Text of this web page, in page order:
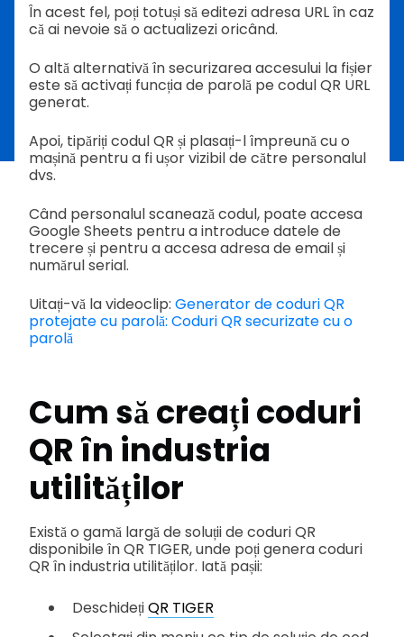
În acest fel, poți totuși să editezi adresa URL în caz
că ai nevoie să o actualizezi oricând.
O altă alternativă în securizarea accesului la fișier
este să activați funcția de parolă pe codul QR URL
generat.
Apoi, tipăriți codul QR și plasați-l împreună cu o
mașină pentru a fi ușor vizibil de către personalul
dvs.
Când personalul scanează codul, poate accesa
Google Sheets pentru a introduce datele de
trecere și pentru a accesa adresa de email și
numărul serial.
Uitați-vă la videoclip: Generator de coduri QR
protejate cu parolă: Coduri QR securizate cu o
parolă
Cum să creați coduri
QR în industria
utilităților
Există o gamă largă de soluții de coduri QR
disponibile în QR TIGER, unde poți genera coduri
QR în industria utilităților. Iată pașii:
DeschidețiQR TIGER